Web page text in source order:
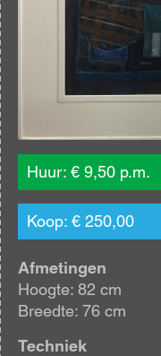
Huur: € 9,50 p.m.
Koop: € 250,00
Afmetingen
Hoogte: 82 cm
Breedte: 76 cm
Techniek